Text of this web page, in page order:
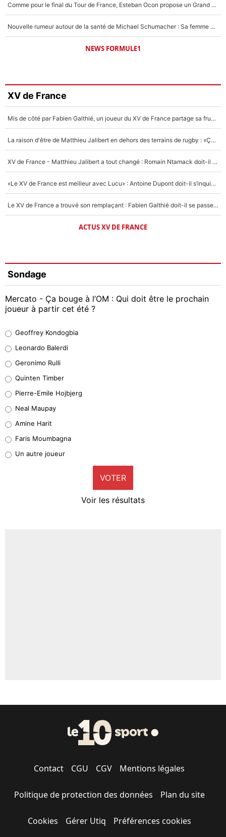
Comme pour le final du Tour de France, Esteban Ocon propose un Grand Prix de Formule 1 à Paris : «Autour de l’Arc de Triomphe, ce serait génial» !
Nouvelle rumeur autour de la santé de Michael Schumacher : Sa femme Corinna sort du silence
NEWS FORMULE1
XV de France
Mis de côté par Fabien Galthié, un joueur du XV de France partage sa frustration : «ils ne me l’ont pas dit tout de suite»
La raison d'être de Matthieu Jalibert en dehors des terrains de rugby : «Ça m'atteint autant que si tu touches à un membre de ma famille»
XV de France - Matthieu Jalibert a tout changé : Romain Ntamack doit-il s’inquiéter pour sa place à un an de la Coupe du monde ?
«Le XV de France est meilleur avec Lucu» : Antoine Dupont doit-il s’inquiéter pour sa place ?
Le XV de France a trouvé son remplaçant : Fabien Galthié doit-il se passer d'Antoine Dupont ?
ACTUS XV DE FRANCE
Sondage
Mercato - Ça bouge à l’OM : Qui doit être le prochain
joueur à partir cet été ?
38%
32%
5%
1%
9%
Geoffrey Kondogbia
Leonardo Balerdi
Geronimo Rulli
Quinten Timber
Pierre-Emile Hojbjerg
Neal Maupay
Amine Harit
Faris Moumbagna
Un autre joueur
VOTER
Voir les résultats
Contact CGU CGV Mentions légales
Politique de protection des données Plan du site
Cookies Gérer Utiq Préférences cookies